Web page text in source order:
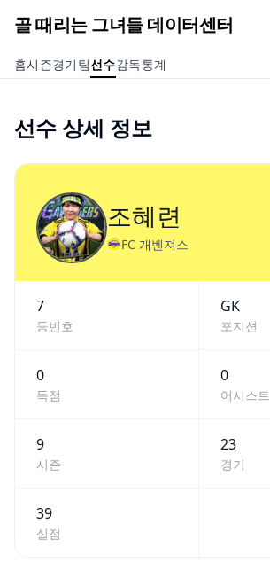
골 때리는 그녀들 데이터센터
홈시즌경기 팀선수감독통계
선수 상세 정보
조혜련
FC 개벤져스
7
등번호
GK
포지션
0
득점
0
어시스트
9
시즌
23
경기
39
실점